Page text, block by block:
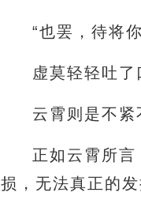
“也罢，待将
虚莫轻轻吐了
云霄则是不紧
正如云霄所
损，无法真正的